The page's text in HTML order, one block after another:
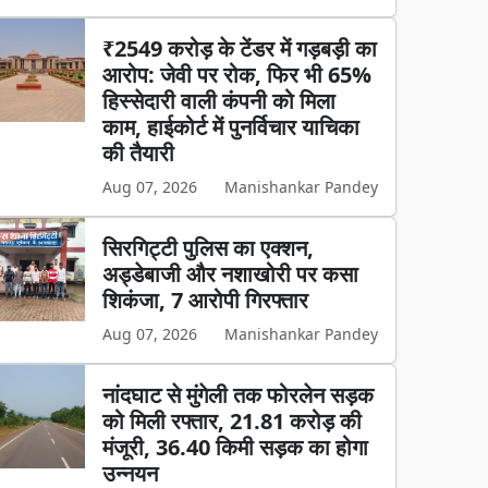
₹2549 करोड़ के टेंडर में गड़बड़ी का
आरोप: जेवी पर रोक, फिर भी 65%
हिस्सेदारी वाली कंपनी को मिला
काम, हाईकोर्ट में पुनर्विचार याचिका
की तैयारी
Aug 07, 2026 Manishankar Pandey
सिरगिट्टी पुलिस का एक्शन,
अड्डेबाजी और नशाखोरी पर कसा
शिकंजा, 7 आरोपी गिरफ्तार
Aug 07, 2026 Manishankar Pandey
नांदघाट से मुंगेली तक फोरलेन सड़क
को मिली रफ्तार, 21.81 करोड़ की
मंजूरी, 36.40 किमी सड़क का होगा
उन्नयन